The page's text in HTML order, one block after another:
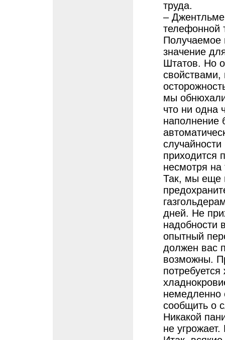
труда.
–
телефонной
Получаемое
значение
Штатов. Но
свойствами,
мы
что ни одна
наполнение
приходится
несмотря на
Так, мы еще
дней. Не
надобности
опытный
должен вас
возможны.
немедленно
сообщить о
Никакой
не